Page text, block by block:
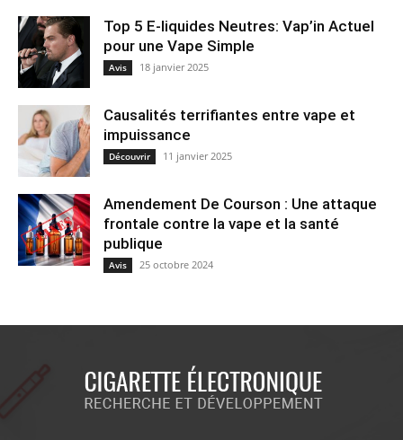
Top 5 E-liquides Neutres: Vap’in Actuel
pour une Vape Simple
Avis 18 janvier 2025
Causalités terrifiantes entre vape et
impuissance
Découvrir 11 janvier 2025
Amendement De Courson : Une attaque
frontale contre la vape et la santé
publique
Avis 25 octobre 2024